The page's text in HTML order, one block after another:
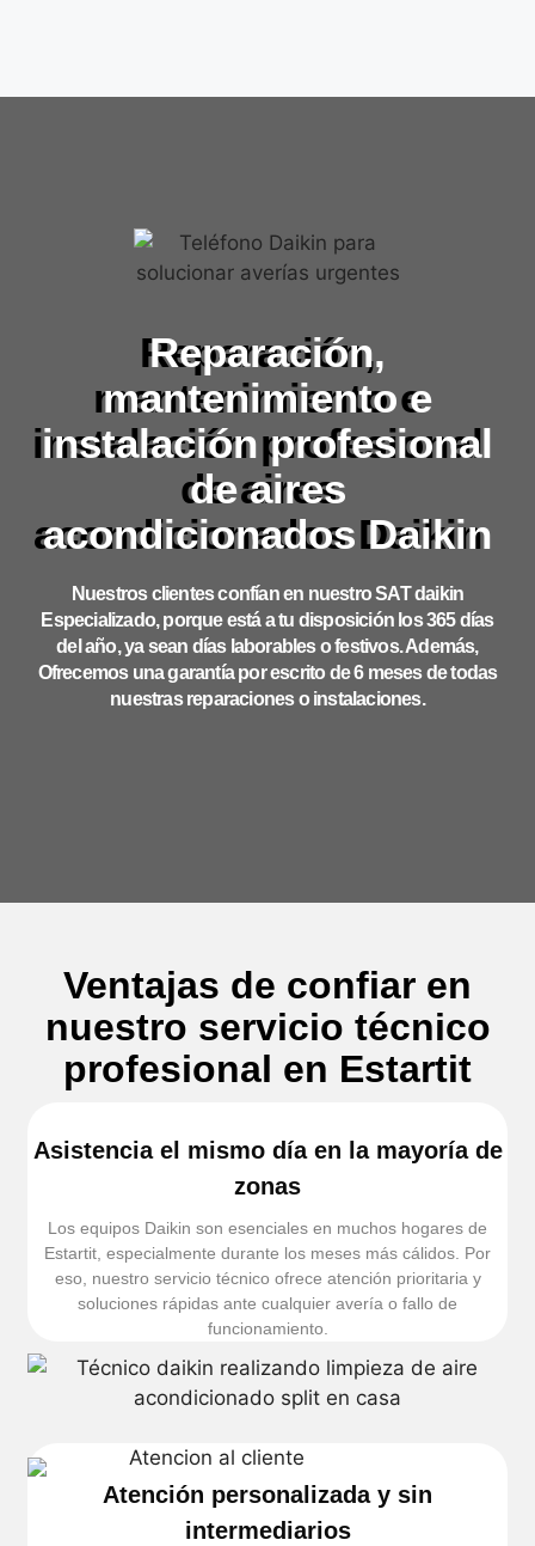
Reparación,
mantenimiento e
instalación profesional
de aires
acondicionados Daikin
Nuestros clientes confían en nuestro SAT daikin
Especializado, porque está a tu disposición los 365 días
del año, ya sean días laborables o festivos. Además,
Ofrecemos una garantía por escrito de 6 meses de todas
nuestras reparaciones o instalaciones.
Ventajas de confiar en
nuestro servicio técnico
profesional en Estartit
Asistencia el mismo día en la mayoría de
zonas
Los equipos Daikin son esenciales en muchos hogares de
Estartit, especialmente durante los meses más cálidos. Por
eso, nuestro servicio técnico ofrece atención prioritaria y
soluciones rápidas ante cualquier avería o fallo de
funcionamiento.
Atención personalizada y sin
intermediarios